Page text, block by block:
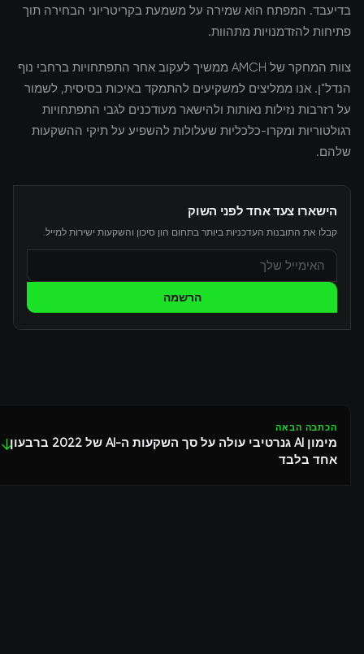
בדיעבד. המפתח הוא שמירה על משמעת בקריטריוני הבחירה תוך
פתיחות להזדמנויות מתהוות.
צוות המחקר של AMCH ממשיך לעקוב אחר התפתחויות ברחבי נוף
הנדל"ן. אנו ממליצים למשקיעים להתמקד באיכות בסיסית, לשמור
על רזרבות נזילות נאותות ולהישאר מעודכנים לגבי התפתחויות
רגולטוריות ומקרו-כלכליות שעלולות להשפיע על תיקי ההשקעות
שלהם.
הישארו צעד אחד לפני השוק
קבלו את התובנות העדכניות ביותר בתחום הון סיכון והשקעות ישירות למייל.
הרשמה
הכתבה הבאה
מימון AI גנרטיבי עולה על סך השקעות ה-AI של 2022 ברבעון
אחד בלבד
↓